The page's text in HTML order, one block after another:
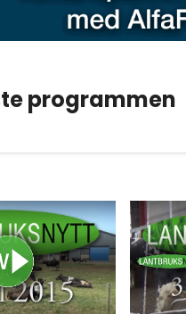
programmen